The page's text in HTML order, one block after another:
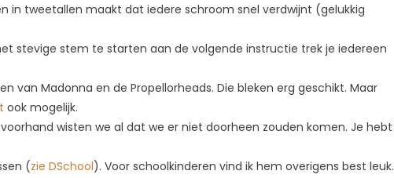
in tweetallen maakt dat iedere schroom snel verdwijnt (gelukkig
stevige stem te starten aan de volgende instructie trek je iedereen
van Madonna en de Propellorheads. Die bleken erg geschikt. Maar
ook mogelijk.
wisten we al dat we er niet doorheen zouden komen. Je hebt
(zie DSchool). Voor schoolkinderen vind ik hem overigens best leuk.